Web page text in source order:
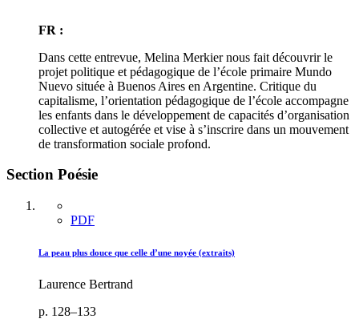
FR :
Dans cette entrevue, Melina Merkier nous fait découvrir le
projet politique et pédagogique de l’école primaire Mundo
Nuevo située à Buenos Aires en Argentine. Critique du
capitalisme, l’orientation pédagogique de l’école accompagne
les enfants dans le développement de capacités d’organisation
collective et autogérée et vise à s’inscrire dans un mouvement
de transformation sociale profond.
Section Poésie
PDF
La peau plus douce que celle d’une noyée (extraits)
Laurence Bertrand
p. 128–133